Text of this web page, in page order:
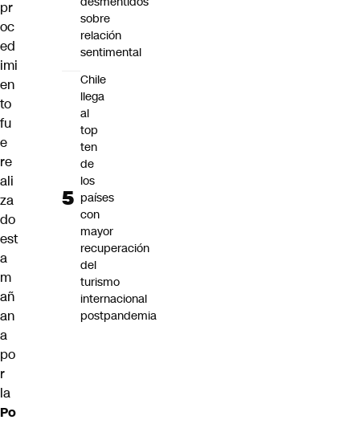
pr
oc
ed
imi
en
to
fu
e
re
ali
za
do
est
a
m
añ
an
a
po
r
la
Po
sobre
relación
sentimental
Chile
llega
al
top
ten
de
los
países
con
mayor
recuperación
del
turismo
internacional
postpandemia